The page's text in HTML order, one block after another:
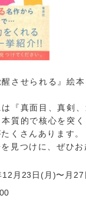
醒させられる』絵
『真面目、真剣
質的で核心を突
くさんあります。
見つけに、ぜひお
月23日(月)〜月27